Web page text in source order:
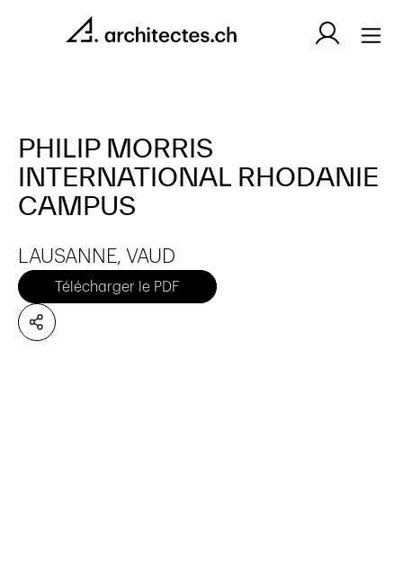
PHILIP MORRIS
INTERNATIONAL RHODANIE
CAMPUS
LAUSANNE, VAUD
Télécharger le PDF